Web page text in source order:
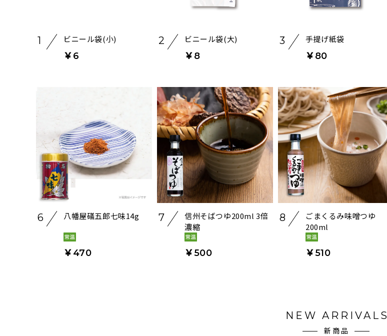
1 ビニール袋(小)
￥6
2 ビニール袋(大)
￥8
3 手提げ紙袋
￥80
6 八幡屋礒五郎七味14g
￥470
7
信州そばつゆ200ml 3倍
濃縮
￥500
8
ごまくるみ味噌つゆ
200ml
￥510
NEW ARRIVALS
新商品